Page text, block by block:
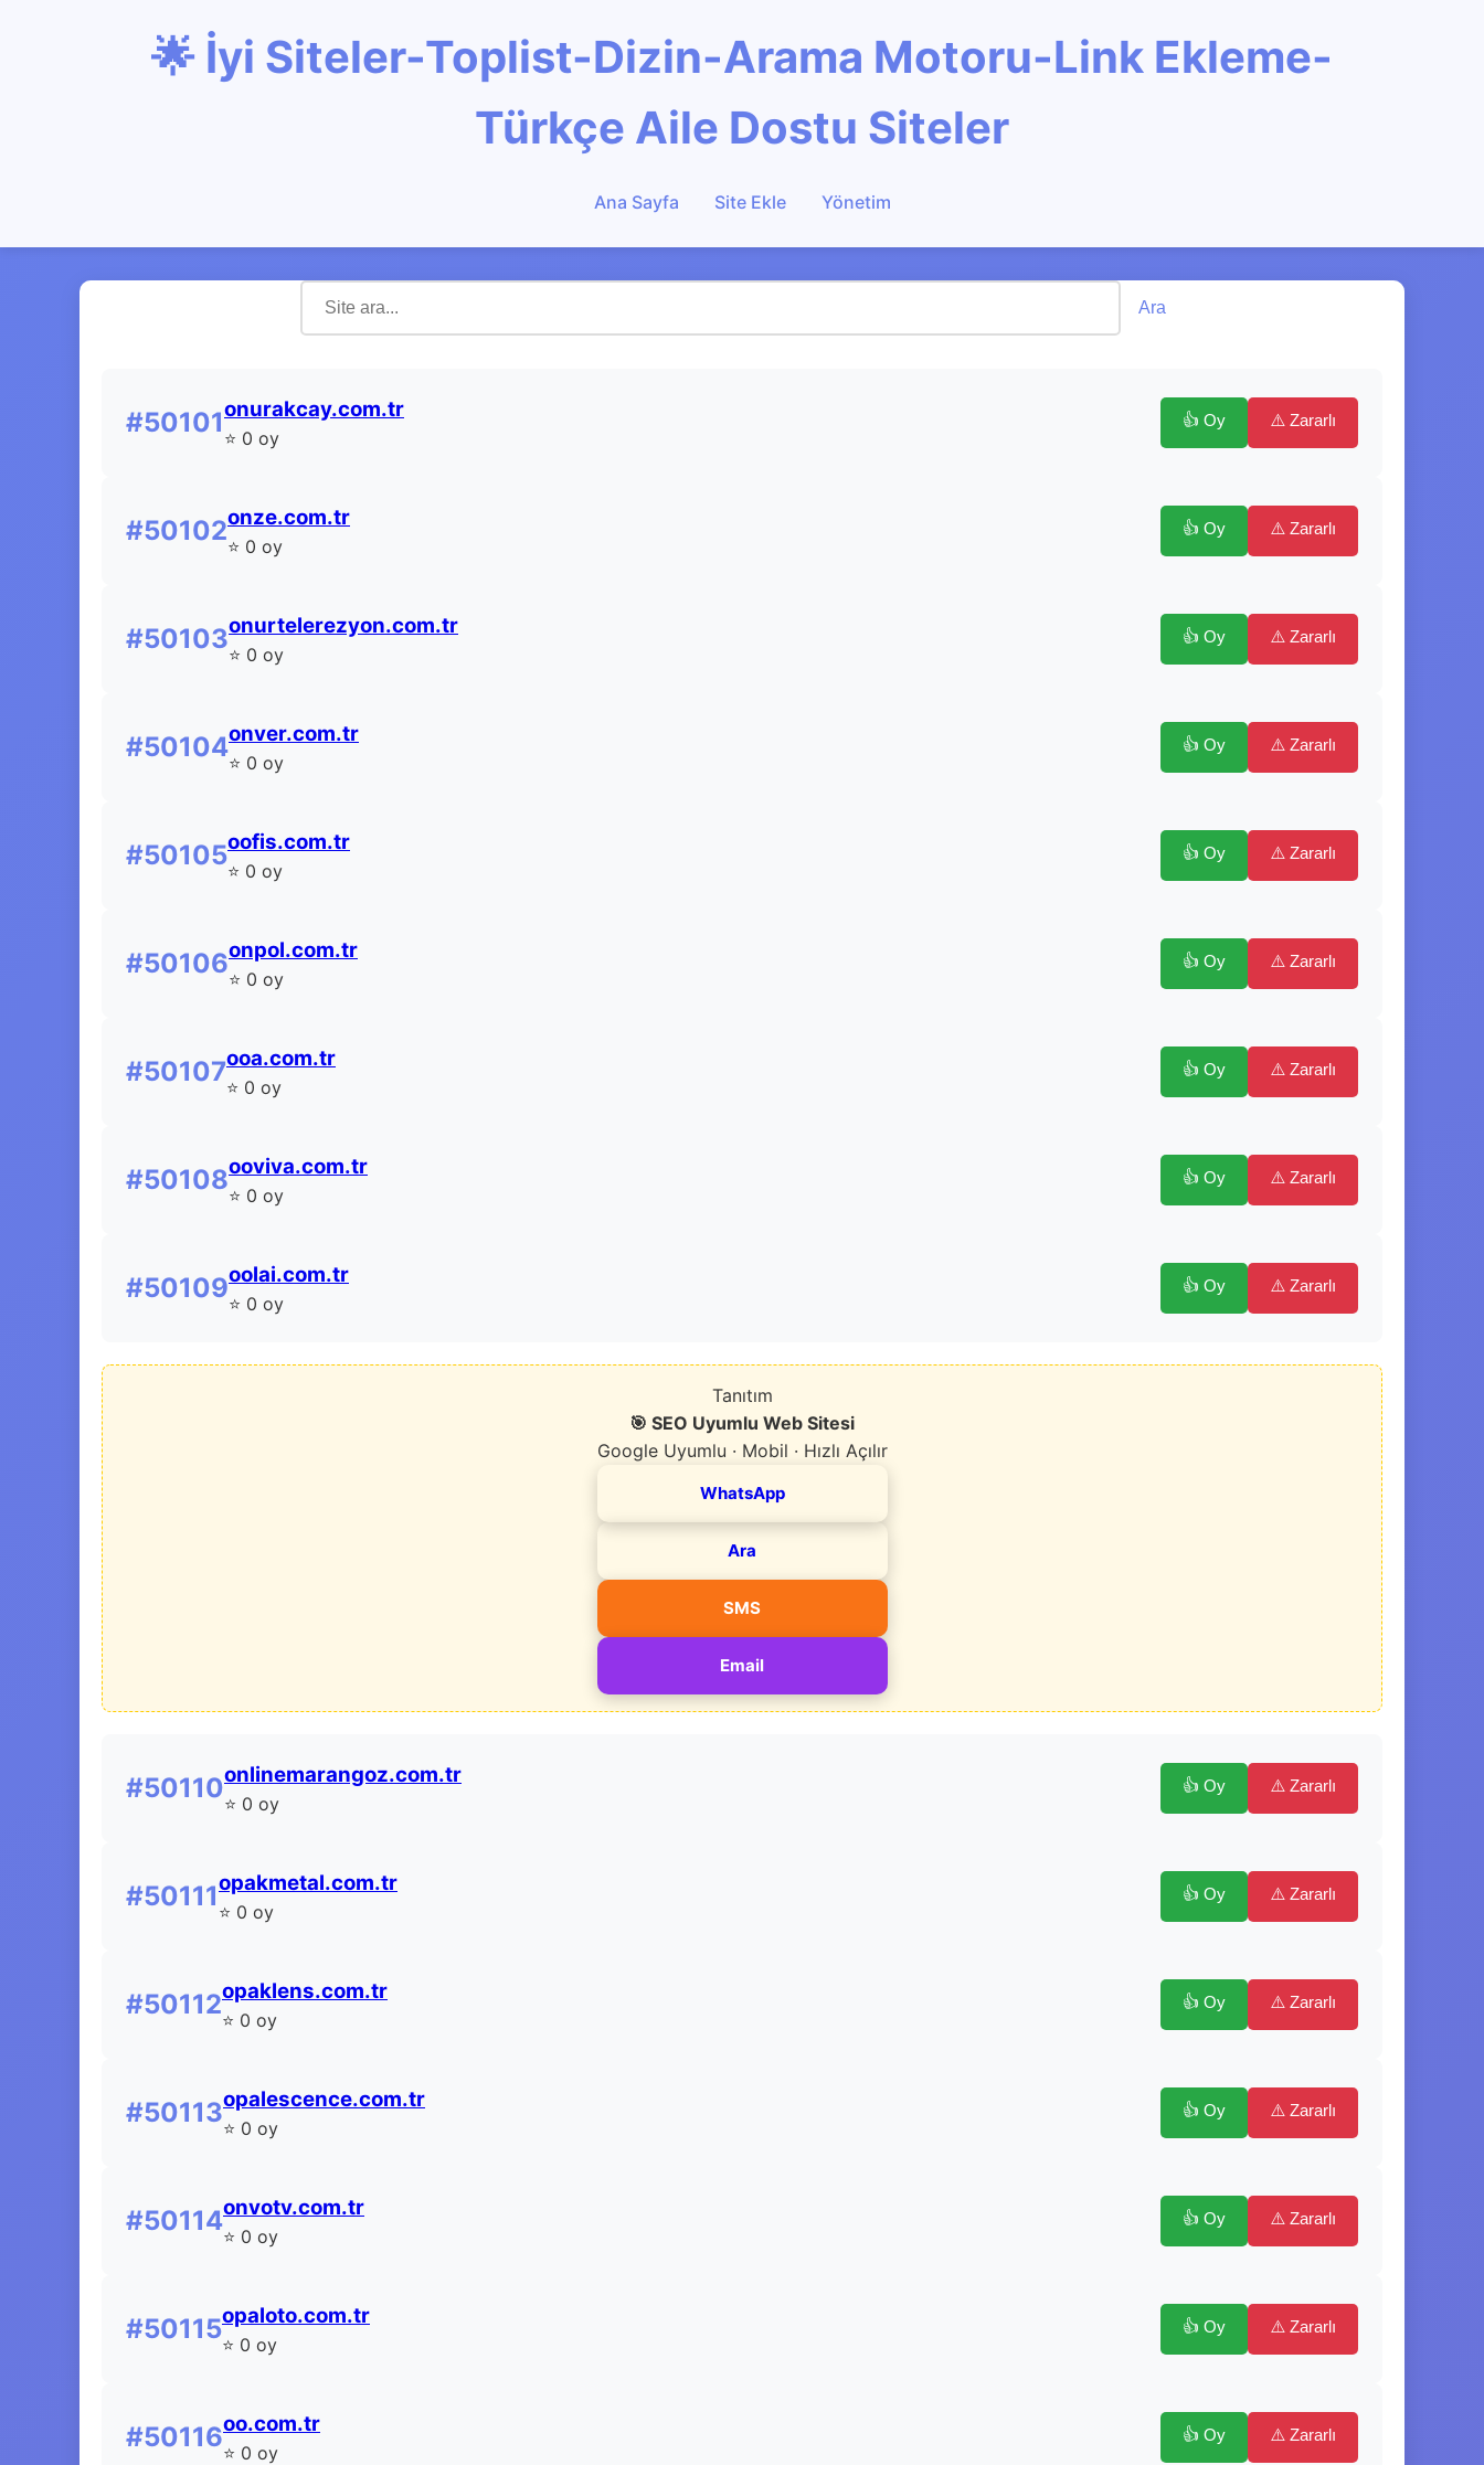
🌟 İyi Siteler-Toplist-Dizin-Arama Motoru-Link Ekleme-
Türkçe Aile Dostu Siteler
Ana Sayfa Site Ekle Yönetim
Ara
#50101onurakcay.com.tr
⭐ 0 oy
👍 Oy ⚠️ Zararlı
#50102onze.com.tr
⭐ 0 oy
👍 Oy ⚠️ Zararlı
#50103onurtelerezyon.com.tr
⭐ 0 oy
👍 Oy ⚠️ Zararlı
#50104onver.com.tr
⭐ 0 oy
👍 Oy ⚠️ Zararlı
#50105oofis.com.tr
⭐ 0 oy
👍 Oy ⚠️ Zararlı
#50106onpol.com.tr
⭐ 0 oy
👍 Oy ⚠️ Zararlı
#50107ooa.com.tr
⭐ 0 oy
👍 Oy ⚠️ Zararlı
#50108ooviva.com.tr
⭐ 0 oy
👍 Oy ⚠️ Zararlı
#50109oolai.com.tr
⭐ 0 oy
👍 Oy ⚠️ Zararlı
Tanıtım
🎯 SEO Uyumlu Web Sitesi
Google Uyumlu · Mobil · Hızlı Açılır
WhatsApp
Ara
SMS
Email
#50110onlinemarangoz.com.tr
⭐ 0 oy
👍 Oy ⚠️ Zararlı
#50111opakmetal.com.tr
⭐ 0 oy
👍 Oy ⚠️ Zararlı
#50112opaklens.com.tr
⭐ 0 oy
👍 Oy ⚠️ Zararlı
#50113opalescence.com.tr
⭐ 0 oy
👍 Oy ⚠️ Zararlı
#50114onvotv.com.tr
⭐ 0 oy
👍 Oy ⚠️ Zararlı
#50115opaloto.com.tr
⭐ 0 oy
👍 Oy ⚠️ Zararlı
#50116oo.com.tr
⭐ 0 oy
👍 Oy ⚠️ Zararlı